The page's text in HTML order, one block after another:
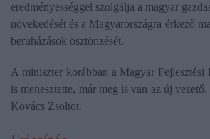
eredményességgel szolgálja a magyar
növekedését és a Magyarországra érkező
beruházások ösztönzését.
A miniszter korábban a Magyar Fejlesztési
is menesztette, már meg is van az új
Kovács Zsoltot.